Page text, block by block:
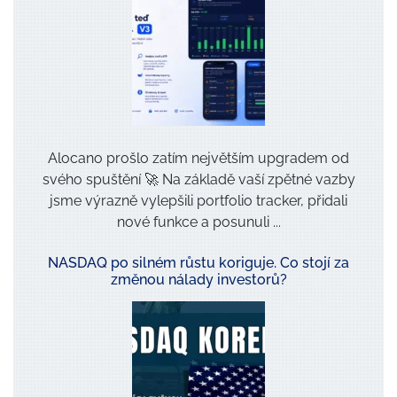
Alocano prošlo zatím největším upgradem od
svého spuštění 🚀 Na základě vaší zpětné vazby
jsme výrazně vylepšili portfolio tracker, přidali
nové funkce a posunuli ...
NASDAQ po silném růstu koriguje. Co stojí za
změnou nálady investorů?